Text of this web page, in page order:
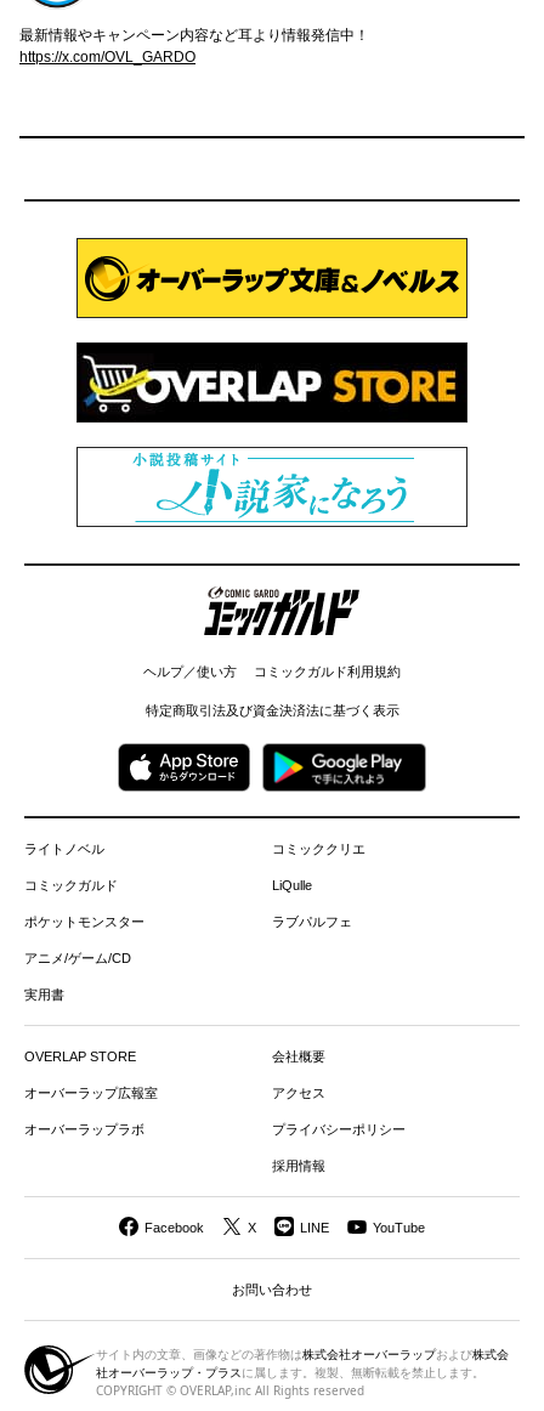
最新情報やキャンペーン内容など耳より情報発信中！
https://x.com/OVL_GARDO
コミックガルド
ヘルプ／使い方 コミックガルド利用規約
特定商取引法及び資金決済法に基づく表示
ライトノベル
コミックガルド
ポケットモンスター
アニメ/ゲーム/CD
実用書
コミッククリエ
LiQulle
ラブパルフェ
OVERLAP STORE
オーバーラップ広報室
オーバーラップラボ
会社概要
アクセス
プライバシーポリシー
採用情報
Facebook X LINE YouTube
お問い合わせ
サイト内の文章、画像などの著作物は株式会社オーバーラップおよび株式会
社オーバーラップ・プラス に属します。複製、無断転載を禁止します。
COPYRIGHT © OVERLAP,inc All Rights reserved